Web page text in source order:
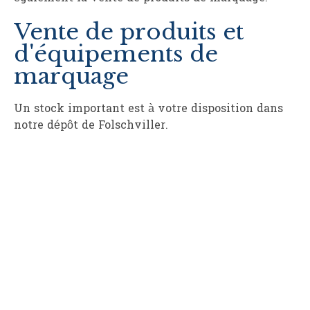
Vente de produits et
d'équipements de
marquage
Un stock important est à votre disposition dans
notre dépôt de Folschviller.